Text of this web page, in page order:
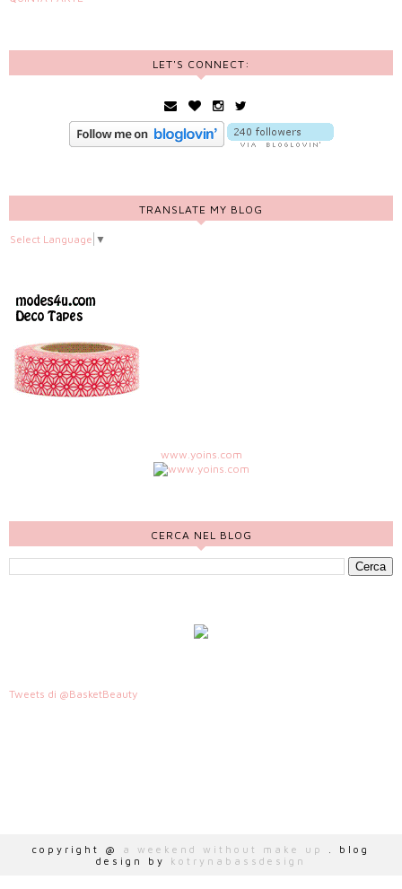
LET'S CONNECT:
TRANSLATE MY BLOG
Select Language ▼
www.yoins.com
CERCA NEL BLOG
Tweets di @BasketBeauty
copyright @ a weekend without make up
. blog
design by kotrynabassdesign